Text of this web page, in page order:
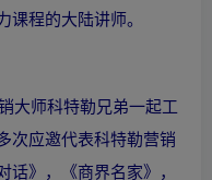
课程的大陆讲师。
师科特勒兄弟一起工
次应邀代表科特勒营销
话》，《商界名家》，